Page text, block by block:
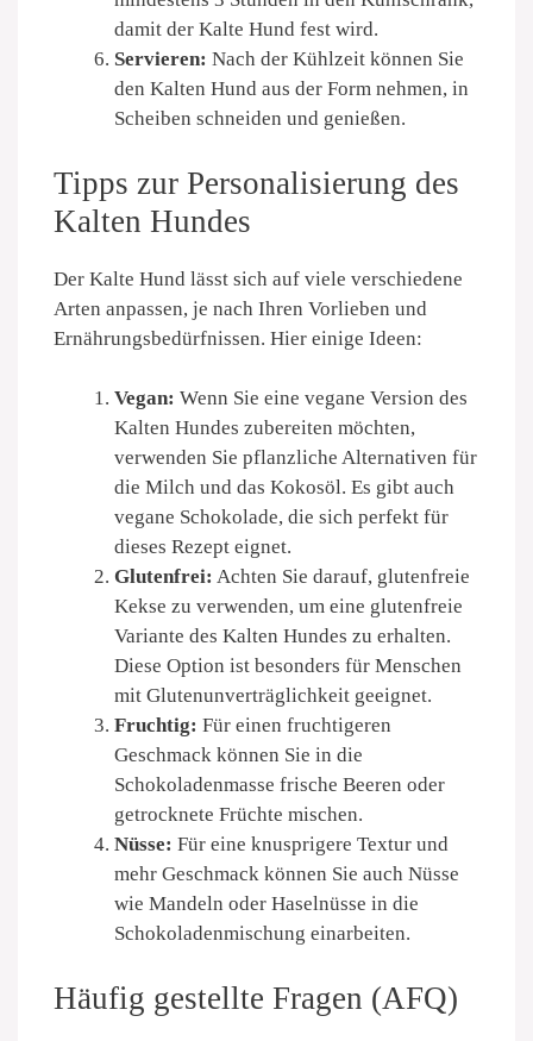
damit der Kalte Hund fest wird.
Servieren: Nach der Kühlzeit können Sie
den Kalten Hund aus der Form nehmen, in
Scheiben schneiden und genießen.
Tipps zur Personalisierung des
Kalten Hundes
Der Kalte Hund lässt sich auf viele verschiedene
Arten anpassen, je nach Ihren Vorlieben und
Ernährungsbedürfnissen. Hier einige Ideen:
Vegan: Wenn Sie eine vegane Version des
Kalten Hundes zubereiten möchten,
verwenden Sie pflanzliche Alternativen für
die Milch und das Kokosöl. Es gibt auch
vegane Schokolade, die sich perfekt für
dieses Rezept eignet.
Glutenfrei: Achten Sie darauf, glutenfreie
Kekse zu verwenden, um eine glutenfreie
Variante des Kalten Hundes zu erhalten.
Diese Option ist besonders für Menschen
mit Glutenunverträglichkeit geeignet.
Fruchtig: Für einen fruchtigeren
Geschmack können Sie in die
Schokoladenmasse frische Beeren oder
getrocknete Früchte mischen.
Nüsse: Für eine knusprigere Textur und
mehr Geschmack können Sie auch Nüsse
wie Mandeln oder Haselnüsse in die
Schokoladenmischung einarbeiten.
Häufig gestellte Fragen (AFQ)